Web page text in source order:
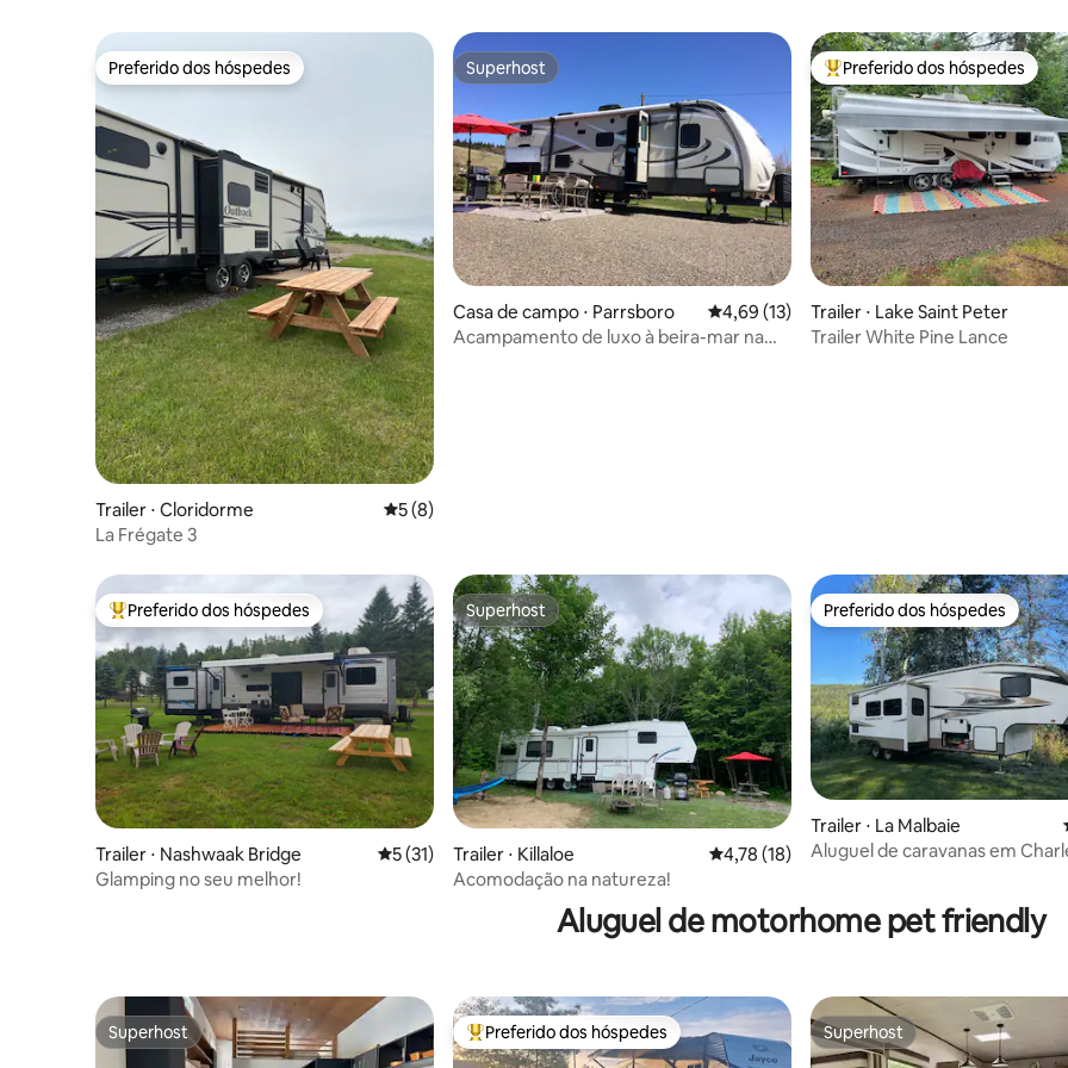
Preferido dos hóspedes
Preferido dos hóspedes
Trailer ⋅ Cloridorme 5 de uma avaliação média de 5, 8 avaliações
5 (8)
La Frégate 3
Superhost
Superhost
Casa de campo ⋅ Parrsboro 4,69 de uma avaliação média de 5, 13
4,69 (13)
Acampamento de luxo à beira-mar na
Entre os melhores preferidos
Preferido dos hóspedes
Trailer ⋅ Lake Saint Peter
Trailer White Pine Lance
Entre os melhores preferidos dos hóspedes
Preferido dos hóspedes
Trailer ⋅ Nashwaak Bridge 5 de uma avaliação média de 5, 31 avaliações
5 (31)
Glamping no seu melhor!
Superhost
Superhost
Trailer ⋅ Killaloe 4,78 de uma avaliação média de 5, 18
4,78 (18)
Acomodação na natureza!
Preferido dos hóspedes
Preferido dos hóspedes
Trailer ⋅ La Malbaie
Aluguel de caravanas em
Aluguel de motorhome pet friendly
Superhost
Superhost Entre os melhores preferidos dos hóspedes
Preferido dos hóspedes Superhost
Superhost